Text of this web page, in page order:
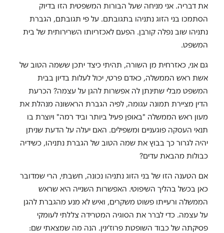
את דבריה. אני מניחה שעל הבורות המשפטית הזו בדיוק
הסתמכו בני הזוג נתניהו בתגובתם. על פי תגובתם, הגברת
נתניהו שוב נפלה קורבן. הפעם לאכזריותו השרירותית של בית
המשפט.
גם אני, כאזרחית מן השורה, תהיתי כיצד יתכן ששמה הטוב של
אשת ראש הממשלה, כאדם פרטי, יכול לעלות בדיון בבית
המשפט מבלי שתינתן לה אפשרות להגן על עצמה? הכרעת
הדין מציירת תמונה עגומה, לפיה הגברת הראשונה מנהלת את
מעון ראש הממשלה "באופן פעיל ביותר וביד רמה" ויוצרת בו
תנאי העסקה פוגעניים ומשפילים. האם יעלה על הדעת שניתן
יהיה לגרור כך בבוץ את שמה הטוב של הגברת נתניהו, כשידיה
כבולות מהבאת עדים?
אם הטענה הזו של בני הזוג נתניהו נכונה, חשבתי, הרי שמדובר
כאן בכשל בהליך השיפוטי. האפשרות השנייה היא שראש
הממשלה ורעייתו פשוט משקרים, ואיש לא מנע מהגברת להגן
על עצמה. כדי לברר את הסוגיה המטרידה צללתי לעומקי
פסיקתה של כבוד השופטת פרוז'ינין. הנה מה שמצאתי שם: